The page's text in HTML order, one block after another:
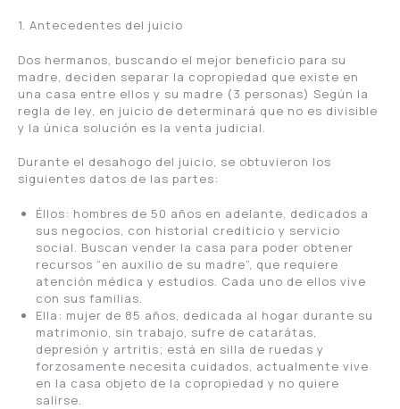
1. Antecedentes del juicio
Dos hermanos, buscando el mejor beneficio para su
madre, deciden separar la copropiedad que existe en
una casa entre ellos y su madre (3 personas) Según la
regla de ley, en juicio de determinará que no es divisible
y la única solución es la venta judicial.
Durante el desahogo del juicio, se obtuvieron los
siguientes datos de las partes:
Éllos: hombres de 50 años en adelante, dedicados a
sus negocios, con historial crediticio y servicio
social. Buscan vender la casa para poder obtener
recursos “en auxilio de su madre”, que requiere
atención médica y estudios. Cada uno de ellos vive
con sus familias.
Ella: mujer de 85 años, dedicada al hogar durante su
matrimonio, sin trabajo, sufre de catarátas,
depresión y artritis; está en silla de ruedas y
forzosamente necesita cuidados, actualmente vive
en la casa objeto de la copropiedad y no quiere
salirse.